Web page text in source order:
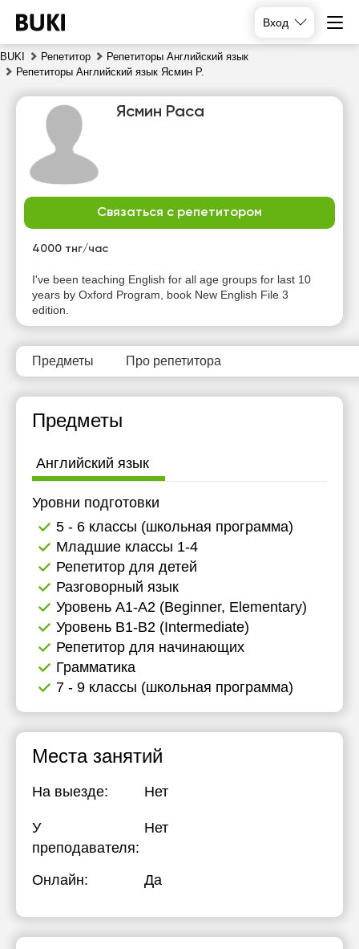
Вход
BUKI Репетитор
Репетиторы Английский язык
Репетиторы Английский язык Ясмин Р.
Ясмин Раса
Связаться с репетитором
4000 тнг/час
I've been teaching English for all age groups for last 10
years by Oxford Program, book New English File 3
edition.
Предметы Про репетитора
Предметы
Английский язык
Уровни подготовки
5 - 6 классы (школьная программа)
Младшие классы 1-4
Репетитор для детей
Разговорный язык
Уровень А1-А2 (Beginner, Elementary)
Уровень B1-B2 (Intermediate)
Репетитор для начинающих
Грамматика
7 - 9 классы (школьная программа)
Места занятий
На выезде: Нет
У
преподавателя:
Нет
Онлайн: Да
пн
вт
Нет
свободных
часов
Нет
свободных
Нет
свободных
Нет
свободных